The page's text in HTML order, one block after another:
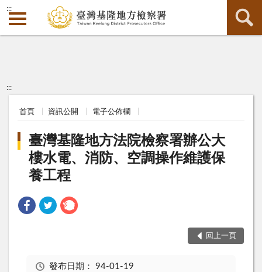
:::
:::
首頁 資訊公開 電子公佈欄
臺灣基隆地方法院檢察署辦公大
樓水電、消防、空調操作維護保
養工程
回上一頁
發布日期： 94-01-19